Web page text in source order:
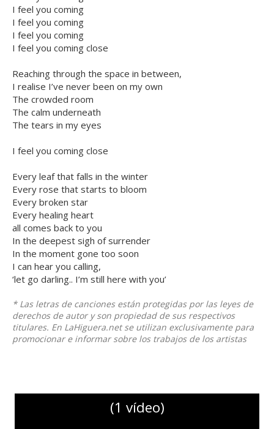
I feel you coming
I feel you coming
I feel you coming
I feel you coming close
Reaching through the space in between,
I realise I’ve never been on my own
The crowded room
The calm underneath
The tears in my eyes
I feel you coming close
Every leaf that falls in the winter
Every rose that starts to bloom
Every broken star
Every healing heart
all comes back to you
In the deepest sigh of surrender
In the moment gone too soon
I can hear you calling,
‘let go darling.. I’m still here with you’
* Las letras de canciones están protegidas por las leyes de
derechos de autor y son propiedad de sus respectivos
titulares. En LaHiguera.net se utilizan exclusivamente para
promocionar e informar sobre los trabajos de los artistas
(1 vídeo)